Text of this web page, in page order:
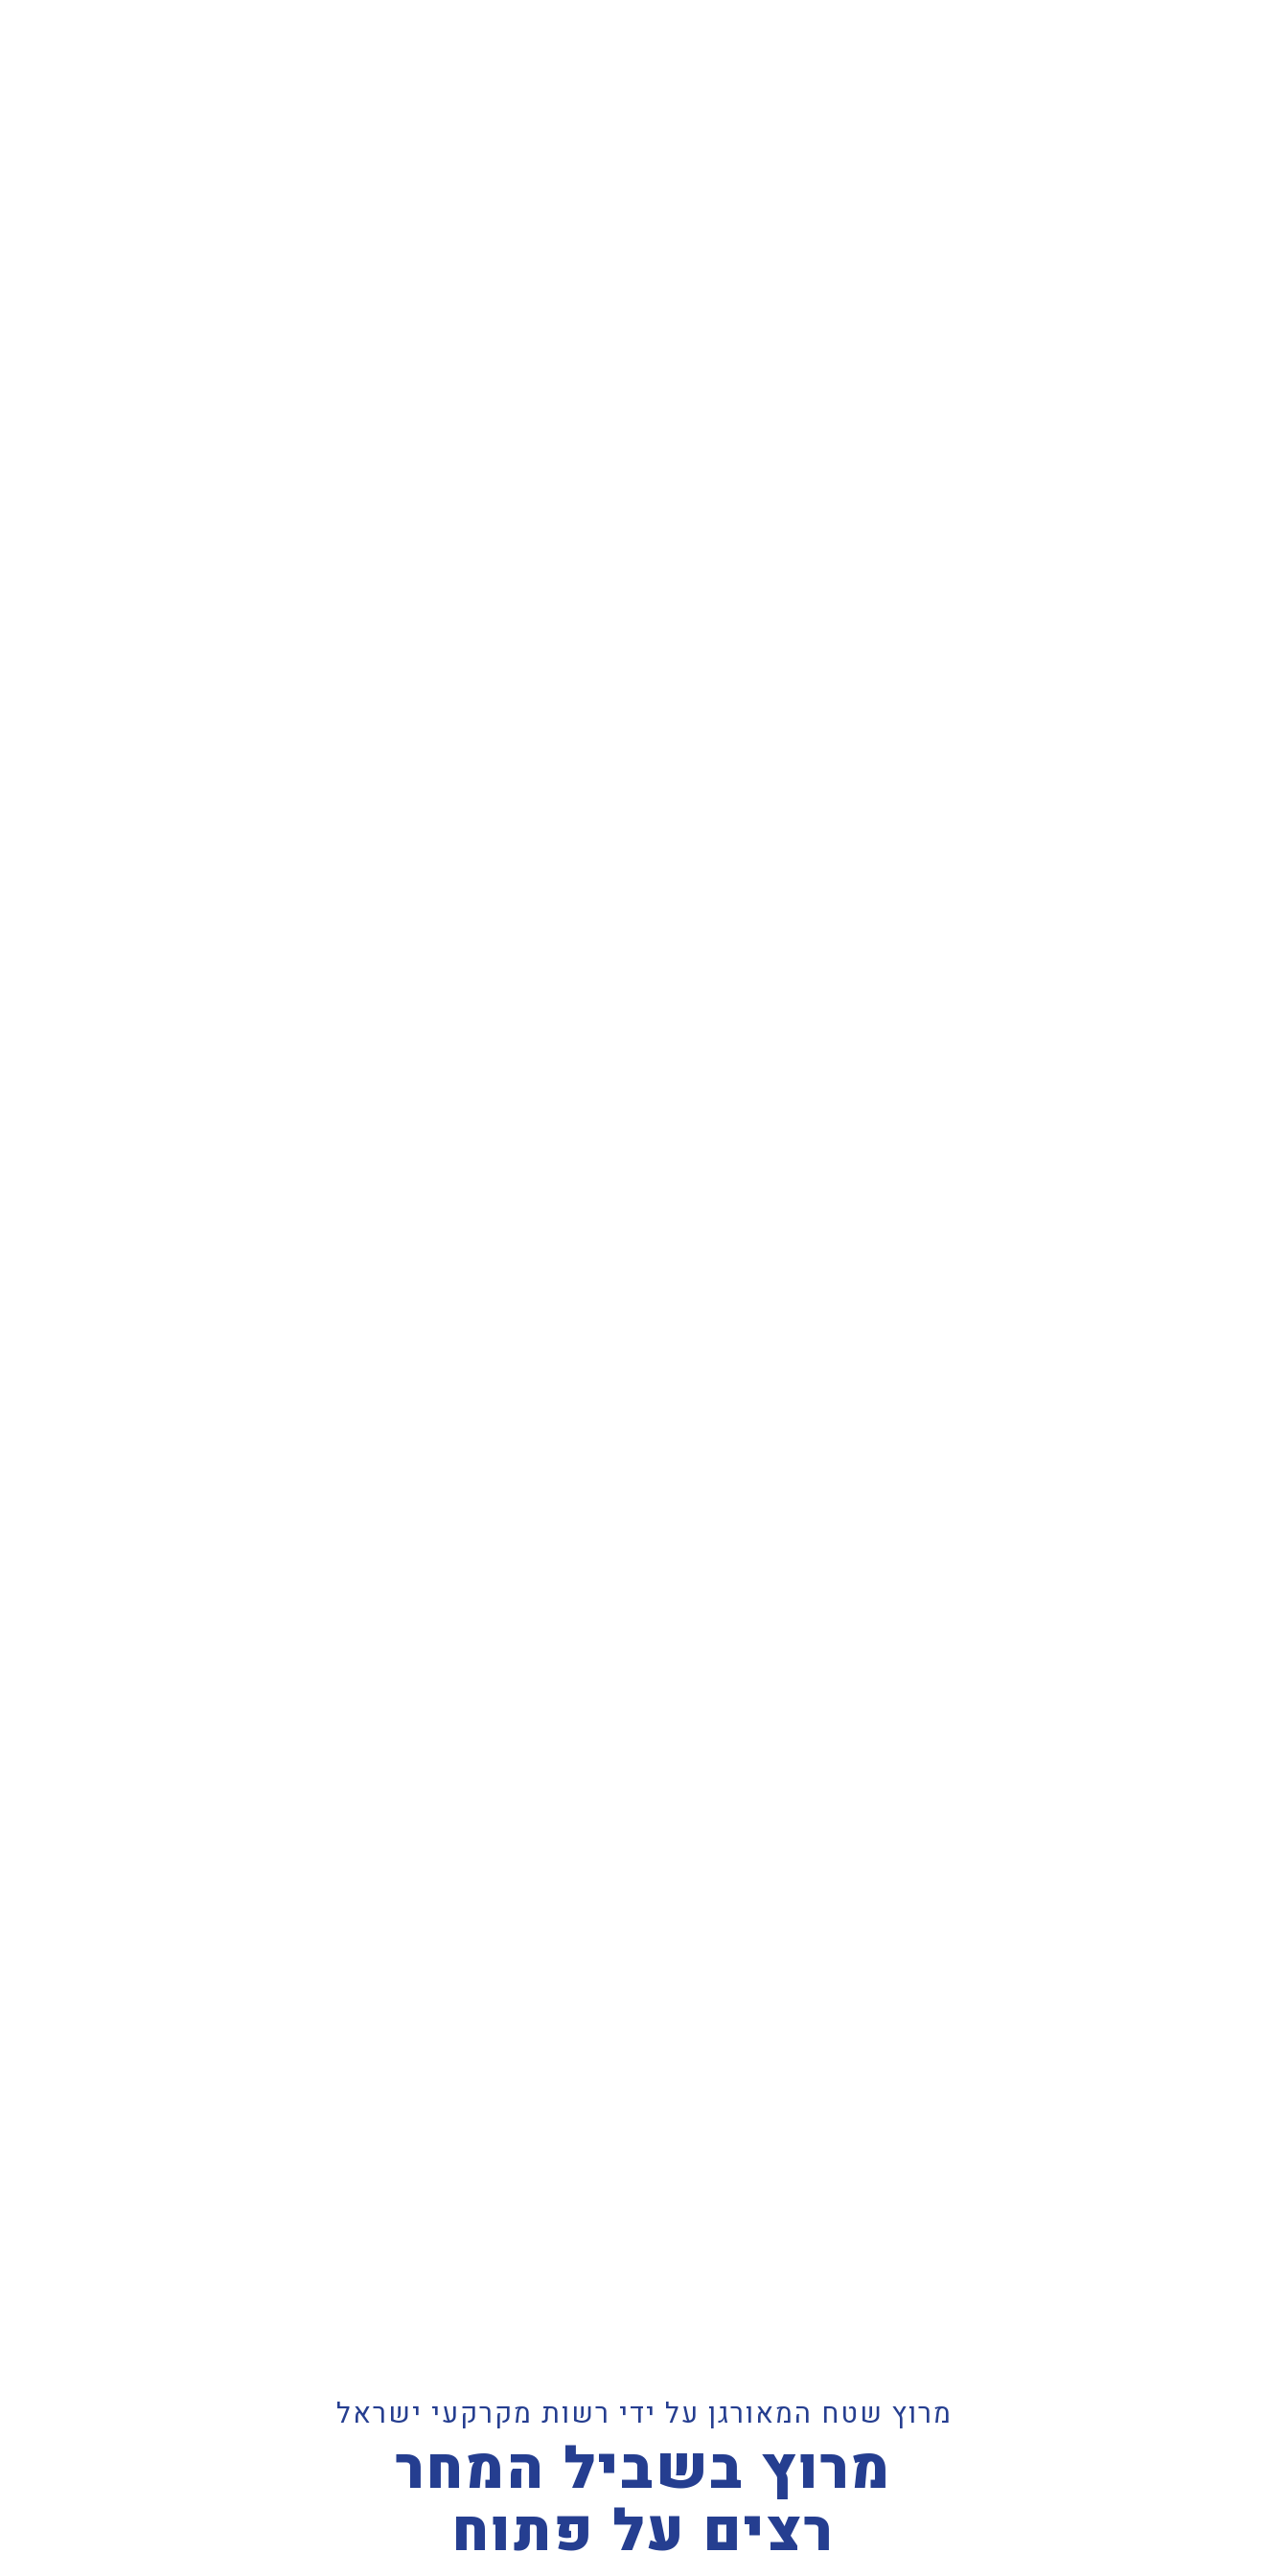
מרוץ שטח המאורגן על ידי רשות מקרקעי ישראל​
מרוץ בשביל המחר
רצים על פתוח